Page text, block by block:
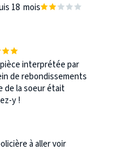
18 mois
interprétée par
de rebondissements
de la soeur était
y !
à aller voir